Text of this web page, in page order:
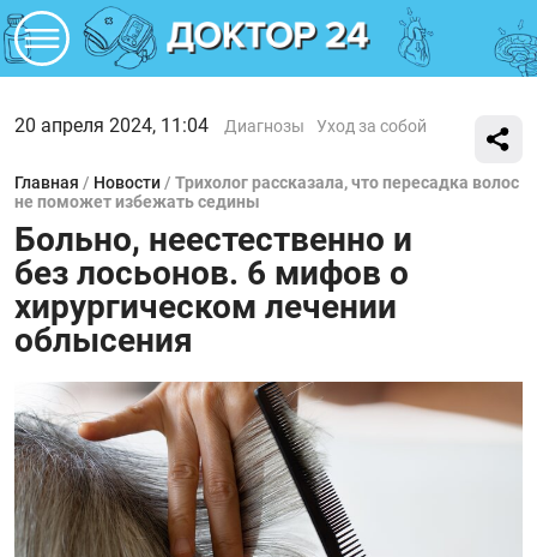
20 апреля 2024, 11:04 Диагнозы Уход за собой
Главная / Новости / Трихолог рассказала, что пересадка волос
не поможет избежать седины
Больно, неестественно и
без лосьонов. 6 мифов о
хирургическом лечении
облысения